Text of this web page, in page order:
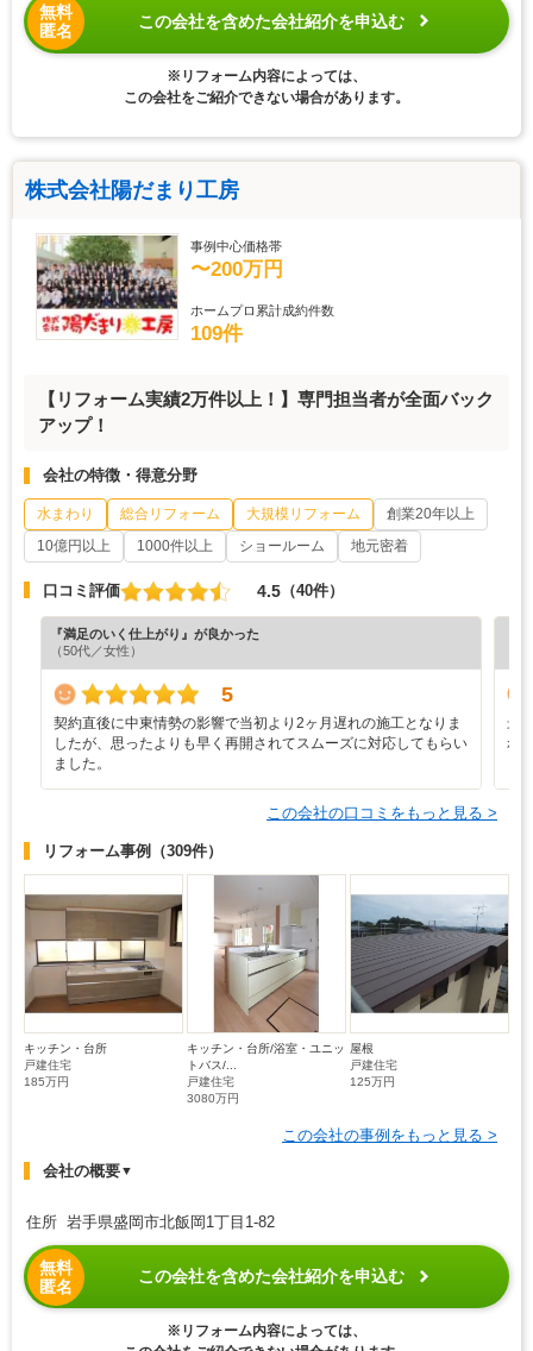
無料
匿名
この会社を含めた会社紹介を申込む
※リフォーム内容によっては、
この会社をご紹介できない場合があります。
株式会社陽だまり工房
事例中心価格帯
〜200万円
ホームプロ累計成約件数
109件
【リフォーム実績2万件以上！】専門担当者が全面バック
アップ！
会社の特徴・得意分野
水まわり 総合リフォーム 大規模リフォーム
創業20年以上
10億円以上
1000件以上 ショールーム 地元密着
口コミ評価 4.5 （40件）
『満足のいく仕上がり』が良かった
（50代／女性）
5
契約直後に中東情勢の影響で当初より2ヶ月遅れの施工となりま
したが、思ったよりも早く再開されてスムーズに対応してもらい
ました。
最
れ
この会社の口コミをもっと見る >
リフォーム事例 （309件）
キッチン・台所
戸建住宅
185万円
キッチン・台所/浴室・ユニッ
トバス/...
戸建住宅
3080万円
屋根
戸建住宅
125万円
この会社の事例をもっと見る >
会社の概要▼
住所 岩手県盛岡市北飯岡1丁目1-82
無料
匿名
この会社を含めた会社紹介を申込む
※リフォーム内容によっては、